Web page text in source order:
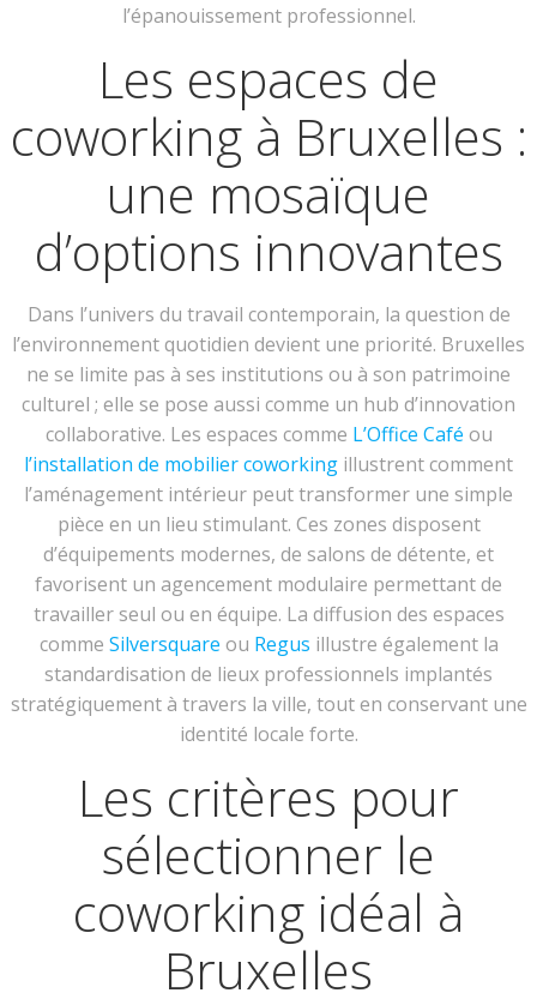
l’épanouissement professionnel.
Les espaces de
coworking à Bruxelles :
une mosaïque
d’options innovantes
Dans l’univers du travail contemporain, la question de
l’environnement quotidien devient une priorité. Bruxelles
ne se limite pas à ses institutions ou à son patrimoine
culturel ; elle se pose aussi comme un hub d’innovation
collaborative. Les espaces comme L’Office Café ou
l’installation de mobilier coworking illustrent comment
l’aménagement intérieur peut transformer une simple
pièce en un lieu stimulant. Ces zones disposent
d’équipements modernes, de salons de détente, et
favorisent un agencement modulaire permettant de
travailler seul ou en équipe. La diffusion des espaces
comme Silversquare ou Regus illustre également la
standardisation de lieux professionnels implantés
stratégiquement à travers la ville, tout en conservant une
identité locale forte.
Les critères pour
sélectionner le
coworking idéal à
Bruxelles